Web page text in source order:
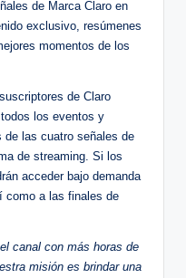
de Marca Claro en
exclusivo, resúmenes
momentos de los
de Claro
los eventos y
las cuatro señales de
de streaming. Si los
acceder bajo demanda
como a las finales de
canal con más horas de
misión es brindar una